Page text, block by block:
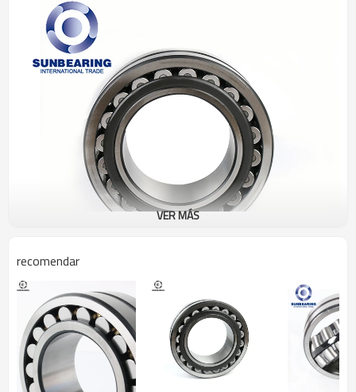
nombre del producto Rodamiento de rodillos
esféricos 22318
Estructura
Rodamiento de rodillos
El tamaño del agujero 90 mm
Diámetro exterior 160 mm
VER MÁS
recomendar